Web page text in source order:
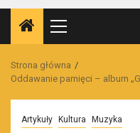
Menu
główne
Strona główna
Oddawanie pamięci – album
Artykuły Kultura Muzyka